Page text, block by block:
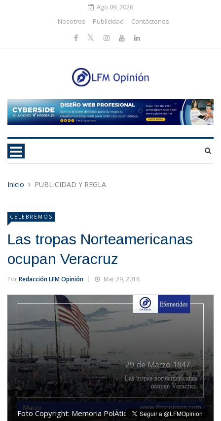
Ago 09, 2026
Nosotros
Publicidad Contáctenos
Inicio PUBLICIDAD Y REGLA
CELEBREMOS
Las tropas Norteamericanas
ocupan Veracruz
PorRedacción LFM Opinión Mar 29, 2018
Foto Copyright:Memoria PolÃ­tica de MÃ©xico